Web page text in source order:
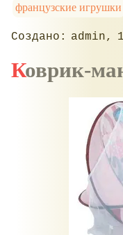
французские игрушки
admin
Коврик-